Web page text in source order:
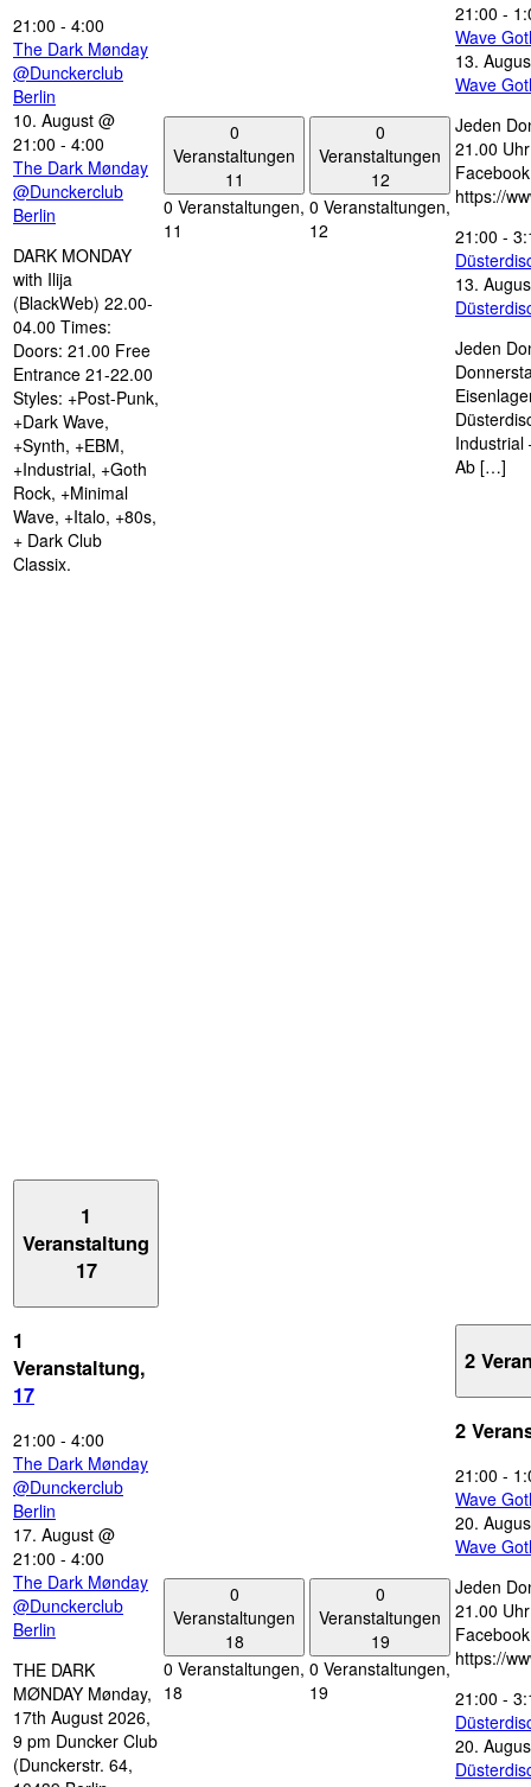
21:00 - 4:00
The Dark Mønday
@Dunckerclub
Berlin
10. August @
21:00 - 4:00
The Dark Mønday
@Dunckerclub
Berlin
DARK MONDAY
with Ilija
(BlackWeb) 22.00-
04.00 Times:
Doors: 21.00 Free
Entrance 21-22.00
Styles: +Post-Punk,
+Dark Wave,
+Synth, +EBM,
+Industrial, +Goth
Rock, +Minimal
Wave, +Italo, +80s,
+ Dark Club
Classix.
0
Veranstaltungen
11
0 Veranstaltungen,
11
0
Veranstaltungen
12
0 Veranstaltungen,
12
21:00 -
Wave
13.
Wave
Jeden
21.00
https://
21:00 -
13.
Jeden
Industrial
Ab […]
1
Veranstaltung
17
1
Veranstaltung,
17
21:00 - 4:00
The Dark Mønday
@Dunckerclub
Berlin
17. August @
21:00 - 4:00
The Dark Mønday
@Dunckerclub
Berlin
THE DARK
MØNDAY Mønday,
17th August 2026,
9 pm Duncker Club
(Dunckerstr. 64,
0
Veranstaltungen
18
0 Veranstaltungen,
18
0
Veranstaltungen
19
0 Veranstaltungen,
19
2
2
21:00 -
Wave
20.
Wave
Jeden
21.00
https://
21:00 -
20.